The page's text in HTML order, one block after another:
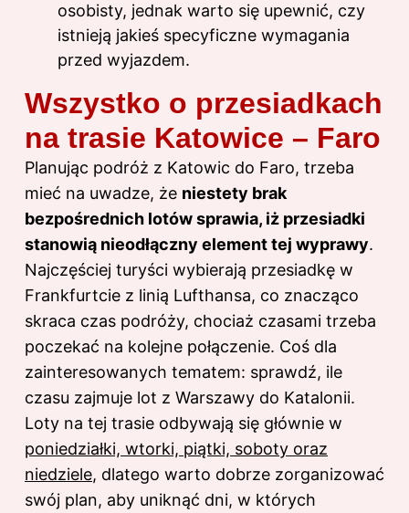
osobisty, jednak warto się upewnić, czy
istnieją jakieś specyficzne wymagania
przed wyjazdem.
Wszystko o przesiadkach
na trasie Katowice – Faro
Planując podróż z Katowic do Faro, trzeba
mieć na uwadze, że niestety brak
bezpośrednich lotów sprawia, iż przesiadki
stanowią nieodłączny element tej wyprawy.
Najczęściej turyści wybierają przesiadkę w
Frankfurtcie z linią Lufthansa, co znacząco
skraca czas podróży, chociaż czasami trzeba
poczekać na kolejne połączenie. Coś dla
zainteresowanych tematem: sprawdź, ile
czasu zajmuje lot z Warszawy do Katalonii.
Loty na tej trasie odbywają się głównie w
poniedziałki, wtorki, piątki, soboty oraz
niedziele, dlatego warto dobrze zorganizować
swój plan, aby uniknąć dni, w których